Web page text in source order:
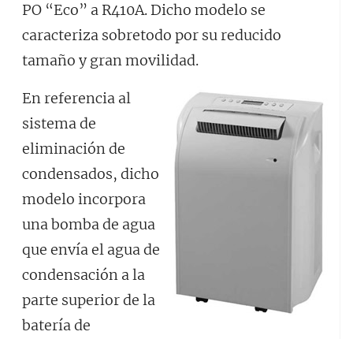
PO “Eco” a R410A. Dicho modelo se
caracteriza sobretodo por su reducido
tamaño y gran movilidad.
En referencia al
sistema de
eliminación de
condensados, dicho
modelo incorpora
una bomba de agua
que envía el agua de
condensación a la
parte superior de la
batería de